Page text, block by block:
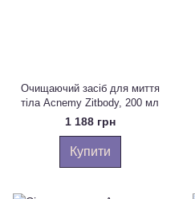
Очищаючий засіб для миття
тіла Acnemy Zitbody, 200 мл
1 188 грн
Купити